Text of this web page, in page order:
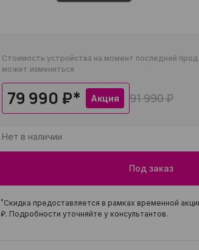
Стоимость устройства на момент последней
может измениться
79 990 ₽* Акция 91 990 ₽
Нет в наличии
Под заказ
*Скидка предоставляется в рамках временной
₽. Подробности уточняйте у консультантов.